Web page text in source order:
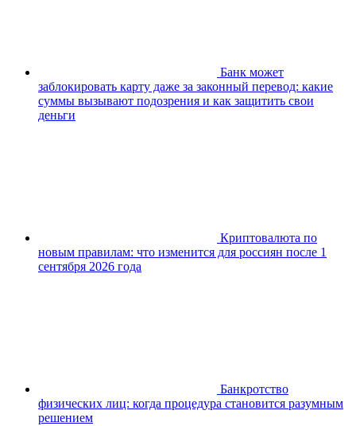
Банк может
заблокировать карту даже за законный перевод: какие
суммы вызывают подозрения и как защитить свои
деньги
Криптовалюта по
новым правилам: что изменится для россиян после 1
сентября 2026 года
Банкротство
физических лиц: когда процедура становится разумным
решением